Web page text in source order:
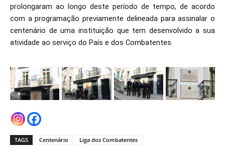
prolongaram ao longo deste período de tempo, de acordo
com a programação previamente delineada para assinalar o
centenário de uma instituição que tem desenvolvido a sua
atividade ao serviço do País e dos Combatentes.
TAGS Centenário Liga dos Combatentes